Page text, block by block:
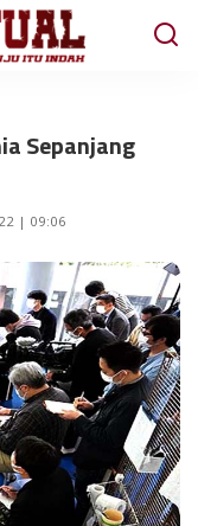
Sepanjang
| 09:06